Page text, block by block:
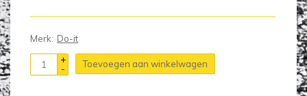
Merk: Do-it
+
-
Toevoegen aan winkelwagen